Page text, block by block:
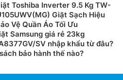
Toshiba Inverter 9.5 Kg TW-
Giặt Sạch Hiệu
Vệ Quần Áo Tối Ưu
Samsung giá rẻ 23kg
SV nhập khẩu từ đâu?
bảo hành thế nào?